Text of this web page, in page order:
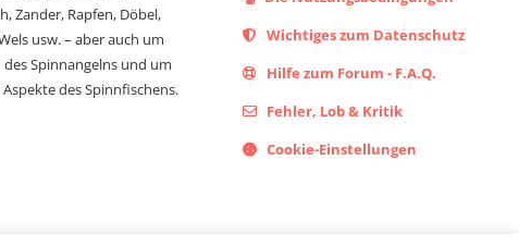
Zander, Rapfen, Döbel,
usw. – aber auch um
Spinnangelns und um
des Spinnfischens.
Wichtiges zum Datenschutz
Hilfe zum Forum - F.A.Q.
Fehler, Lob & Kritik
Cookie-Einstellungen